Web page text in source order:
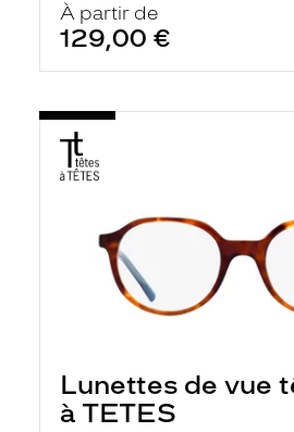
À partir de
129,00 €
Lunettes de vue
à TETES